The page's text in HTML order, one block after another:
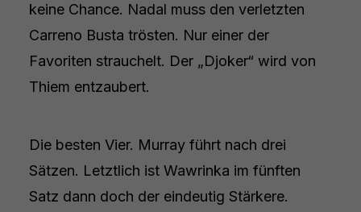
keine Chance. Nadal muss den verletzten
Carreno Busta trösten. Nur einer der
Favoriten strauchelt. Der „Djoker“ wird von
Thiem entzaubert.
Die besten Vier. Murray führt nach drei
Sätzen. Letztlich ist Wawrinka im fünften
Satz dann doch der eindeutig Stärkere.